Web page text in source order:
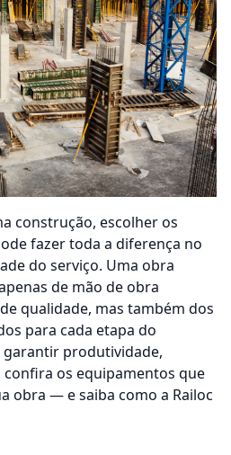
construção, escolher os
fazer toda a diferença no
do serviço. Uma obra
de mão de obra
qualidade, mas também dos
para cada etapa do
garantir produtividade,
os equipamentos que
obra — e saiba como a Railoc